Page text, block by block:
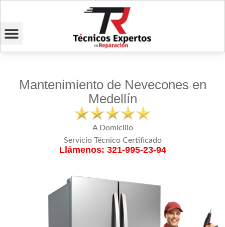
Mantenimiento de Nevecones en
Medellín
A Domicilio
Servicio Técnico Certificado
Llámenos: 321-995-23-94